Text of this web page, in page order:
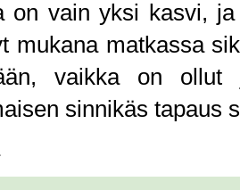
on vain yksi kasvi,
mukana matkassa
vaikka on ollut
sinnikäs tapaus